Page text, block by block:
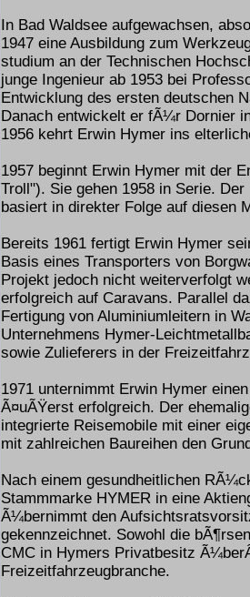
In Bad Waldsee aufgewachsen,
1947 eine Ausbildung zum
studium an der Technischen
junge Ingenieur ab 1953 bei
Entwicklung des ersten deutschen
Danach entwickelt er fÃ¼r Dornier
1956 kehrt Erwin Hymer ins
1957 beginnt Erwin Hymer mit der
Troll"). Sie gehen 1958 in Serie.
basiert in direkter Folge auf diesen
Bereits 1961 fertigt Erwin Hymer
Basis eines Transporters von
Projekt jedoch nicht weiterverfolgt
erfolgreich auf Caravans. Parallel
Fertigung von Aluminiumleitern in
Unternehmens Hymer-
sowie Zulieferers in der
1971 unternimmt Erwin Hymer
Ã¤uÃŸerst erfolgreich. Der
integrierte Reisemobile mit einer
mit zahlreichen Baureihen den
Nach einem gesundheitlichen
Stammmarke HYMER in eine
Ã¼bernimmt den
gekennzeichnet. Sowohl die
CMC in Hymers Privatbesitz
Freizeitfahrzeugbranche.